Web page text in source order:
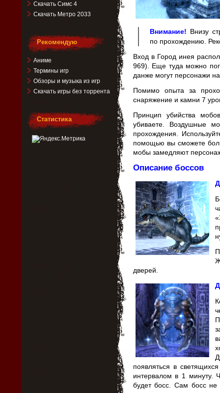
Внимание! Внизу
по прохождению.
Вход в Город инея
969). Еще туда можно
данже могут персонажи
Помимо опыта за
снаряжение и камни 7
Принцип убийства
убиваете. Воздушные
прохождения.
помощью вы сможете
мобы замедляют
Описание боссов
дверей.
появляться в
интервалом в 1 минуту.
будет босс. Сам босс
Скачать Симс 4
Скачать Метро 2033
Рекомендую
Аниме
Термины игр
Обзоры и музыка из игр
Скачать игры без торрента
Статистика